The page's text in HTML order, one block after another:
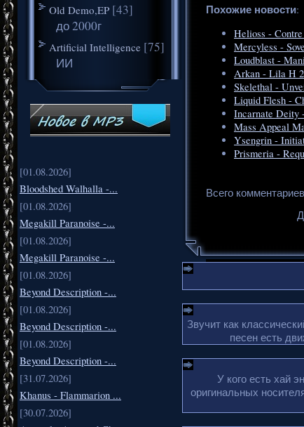
Old Demo,EP [43]
до 2000г
Artificial Intelligence [75]
ИИ
[01.08.2026]
Bloodshed Walhalla -...
[01.08.2026]
Megakill Paranoise -...
[01.08.2026]
Megakill Paranoise -...
[01.08.2026]
Beyond Description -...
[01.08.2026]
Beyond Description -...
[01.08.2026]
Beyond Description -...
[31.07.2026]
Khanus - Flammarion ...
[30.07.2026]
Похожие новости:
Helioss -
Mercyless -
Loudblast -
Arkan - Lila H
Skelethal -
Liquid Flesh -
Incarnate Deity
Mass Appeal
Ysengrin -
Prismeria -
Всего комментариев
Звучит как
песен есть
У кого есть хай
оригинальных